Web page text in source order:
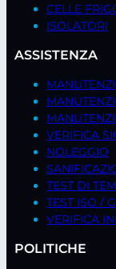
CELLE
ISOLATORI
ASSISTENZA
VERIFICA
NOLEGGIO
TEST DI
TEST ISO /
VERIFICA
POLITICHE